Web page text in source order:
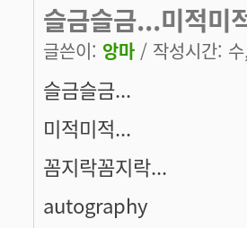
슬금슬금...미적미
글쓴이: 앙마 / 작성시간:
슬금슬금...
미적미적...
꼼지락꼼지락...
autography